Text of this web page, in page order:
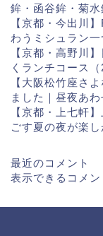
鉾・函谷鉾・菊
【京都・今出川
わうミシュラン
【京都・高野川
くランチコース（
【大阪松竹座さ
ました｜昼夜あ
【京都・上七軒
ごす夏の夜が楽
最近のコメント
表示できるコメン